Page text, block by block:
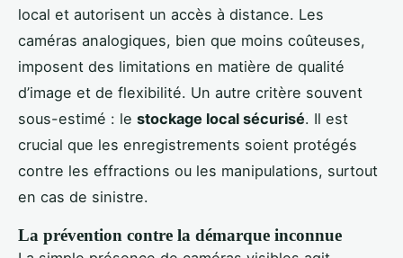
local et autorisent un accès à distance. Les
caméras analogiques, bien que moins coûteuses,
imposent des limitations en matière de qualité
d’image et de flexibilité. Un autre critère souvent
sous-estimé : le stockage local sécurisé. Il est
crucial que les enregistrements soient protégés
contre les effractions ou les manipulations, surtout
en cas de sinistre.
La prévention contre la démarque inconnue